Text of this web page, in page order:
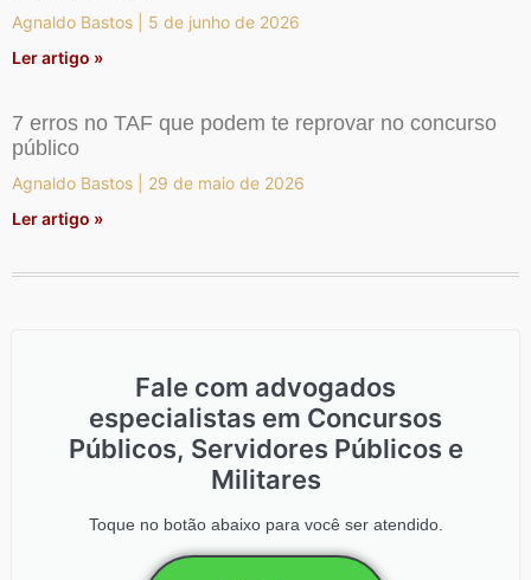
Agnaldo Bastos
5 de junho de 2026
Ler artigo »
7 erros no TAF que podem te reprovar no concurso
público
Agnaldo Bastos
29 de maio de 2026
Ler artigo »
Fale com advogados
especialistas em Concursos
Públicos, Servidores Públicos e
Militares
Toque no botão abaixo para você ser atendido.